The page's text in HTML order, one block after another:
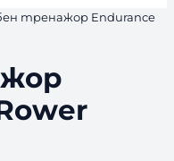
тренажор Endurance